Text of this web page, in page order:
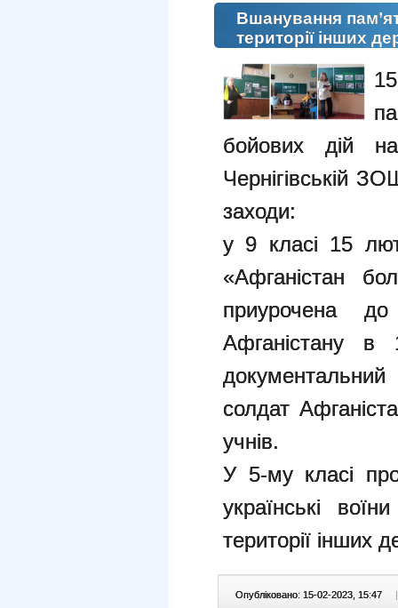
Вшанування
території інших
бойових дій
Чернігівській
заходи:
у 9 класі 15
«Афганістан
приурочена
Афганістану в
солдат
учнів.
У 5-му класі
українські
території інших
Опубліковано: 15-02-2023, 15:47 |